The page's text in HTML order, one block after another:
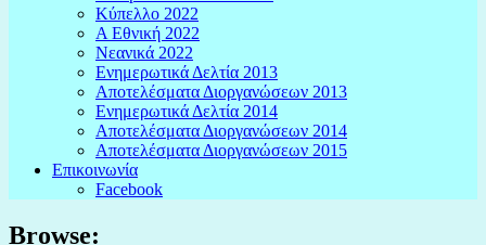
Κύπελλο 2022
Α Εθνική 2022
Νεανικά 2022
Ενημερωτικά Δελτία 2013
Αποτελέσματα Διοργανώσεων 2013
Ενημερωτικά Δελτία 2014
Αποτελέσματα Διοργανώσεων 2014
Αποτελέσματα Διοργανώσεων 2015
Επικοινωνία
Facebook
Browse: